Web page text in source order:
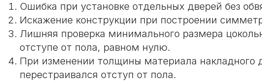
Ошибка при установке отдельных дверей без
Искажение конструкции при построении
Лишняя проверка минимального размера
отступе от пола, равном нулю.
При изменении толщины материала накладного
перестраивался отступ от пола.